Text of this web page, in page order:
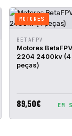
MOTORES
VISTA
RÁPIDA
AO
BETAFPV
Motores BetaFPV
2204 2400kv (4
peças)
89,50€ EM